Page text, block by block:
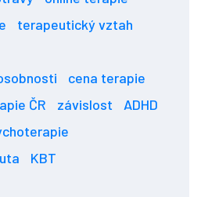
terapeutický vztah
cena terapie
ČR závislost
ADHD
KBT